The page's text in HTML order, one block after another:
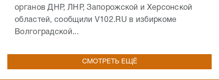
органов ДНР, ЛНР, Запорожской и Херсонской
областей, сообщили V102.RU в избиркоме
Волгоградской...
СМОТРЕТЬ ЕЩЁ